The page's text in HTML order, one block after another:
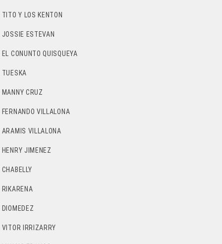
TITO Y LOS KENTON
JOSSIE ESTEVAN
EL CONUNTO QUISQUEYA
TUESKA
MANNY CRUZ
FERNANDO VILLALONA
ARAMIS VILLALONA
HENRY JIMENEZ
CHABELLY
RIKARENA
DIOMEDEZ
VITOR IRRIZARRY